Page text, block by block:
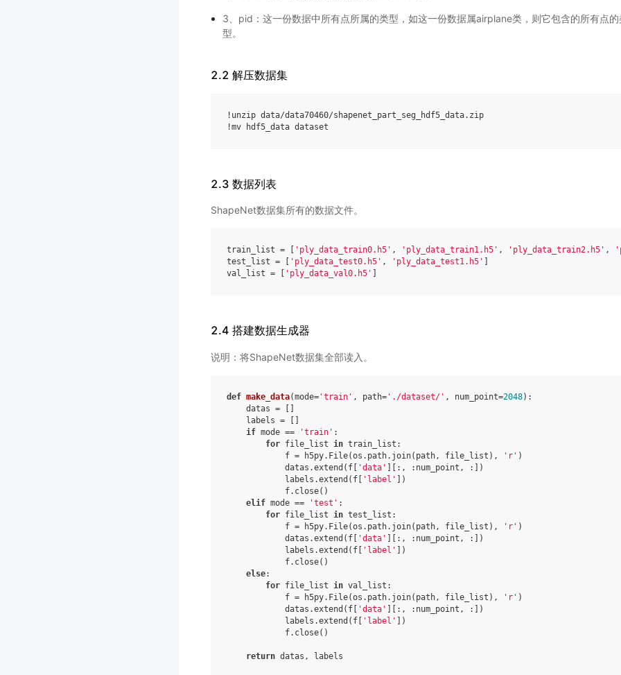
3、pid：这一份数据中所有点所属的类型，如这一份数据属airplane类，则它包含的所有点
型。
2.2 解压数据集
!unzip data/data70460/shapenet_part_seg_hdf5_data.zip
2.3 数据列表
ShapeNet数据集所有的数据文件。
train_list = 'ply_data_train0.h5' , 'ply_data_train1.h5' , 'ply_data_train2.h5' ,
test_list = 'ply_data_test0.h5' , 'ply_data_test1.h5'
val_list = 'ply_data_val0.h5'
2.4 搭建数据生成器
说明：将ShapeNet数据集全部读入。
def make_data(mode= 'train' , path= './dataset/' , num_point=2048):
datas =
[]
labels =
[]
if mode == 'train' :
for file_list in train_list :
f = h5py. File(os . path. join( path , file_list ), 'r' )
datas .extend ( f [ 'data' ][:, : num_point ,
:])
labels .extend ( f [ 'label' ])
f. close()
elif mode == 'test' :
for file_list in test_list :
f = h5py. File(os . path. join( path , file_list ), 'r' )
datas .extend ( f [ 'data' ][:, : num_point ,
:])
labels .extend ( f [ 'label' ])
f. close()
else:
for file_list in val_list :
f = h5py. File(os . path. join( path , file_list ), 'r' )
datas .extend ( f [ 'data' ][:, : num_point ,
:])
labels .extend ( f [ 'label' ])
f. close()
return datas , labels